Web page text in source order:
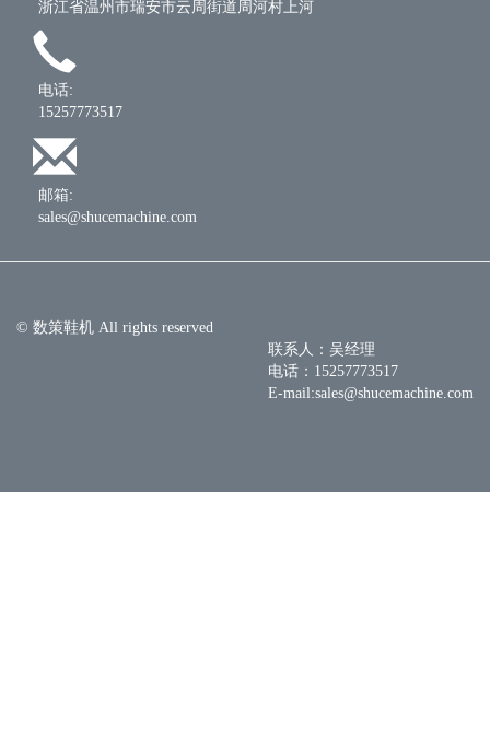
浙江省温州市瑞安市云周街道周河村上河
电话:
15257773517
邮箱:
sales@shucemachine.com
© 数策鞋机 All rights reserved
联系人：吴经理
电话：15257773517
E-mail:sales@shucemachine.com